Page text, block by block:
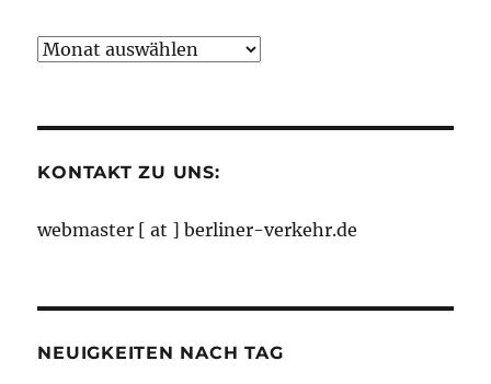
Neuigkeiten
KONTAKT ZU UNS:
webmaster [ at ] berliner-verkehr.de
NEUIGKEITEN NACH TAG